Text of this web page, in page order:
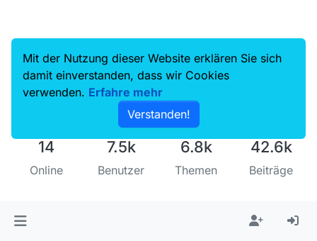
14
Online
7.5k
Benutzer
6.8k
Themen
42.6k
Beiträge
Mit der Nutzung dieser Website erklären Sie sich
damit einverstanden, dass wir Cookies
verwenden. Erfahre mehr
Verstanden!